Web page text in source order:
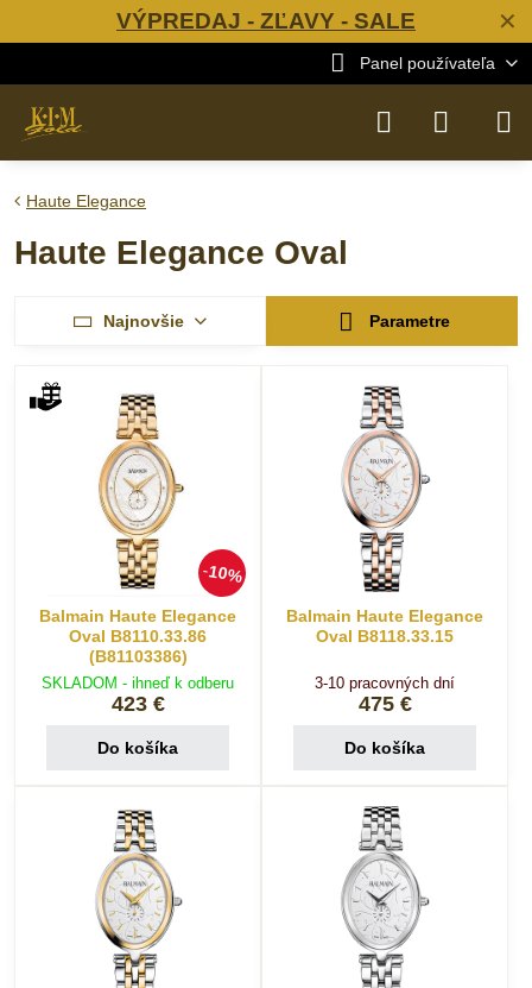
✕
VÝPREDAJ - ZĽAVY - SALE
Panel používateľa
Haute Elegance
Haute Elegance Oval
Najnovšie Parametre
10%
Balmain Haute Elegance
Oval B8110.33.86
(B81103386)
SKLADOM - ihneď k odberu
423 €
Do košíka
Balmain Haute Elegance
Oval B8118.33.15
3-10 pracovných dní
475 €
Do košíka